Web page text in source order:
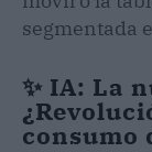
segmentada
✨ IA: La
consumo